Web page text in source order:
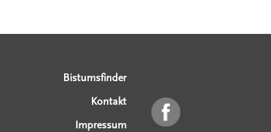
Bistumsfinder
Kontakt
Impressum